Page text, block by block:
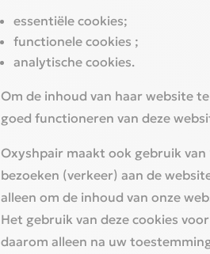
‎essentiële cookies;‎
functionele cookies ;
‎analytische cookies.‎
‎Om de inhoud van haar website
goed functioneren van deze
‎Oxyshpair maakt ook gebruik
bezoeken (verkeer) aan de
alleen om de inhoud van onze
Het gebruik van deze cookies
daarom alleen na uw